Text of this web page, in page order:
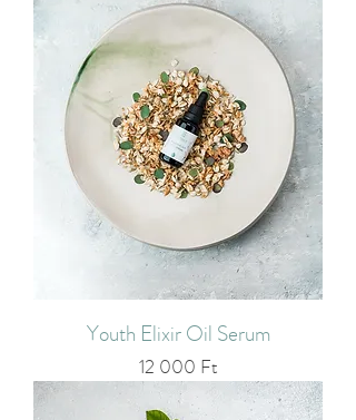
Youth Elixir Oil Serum
Ár
12 000 Ft